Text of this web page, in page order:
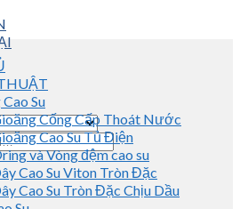
Su
Cống Cấp Thoát Nước
Cao Su Tủ Điện
và Vòng đệm cao su
Cao Su Viton Tròn Đặc
Cao Su Tròn Đặc Chịu Dầu